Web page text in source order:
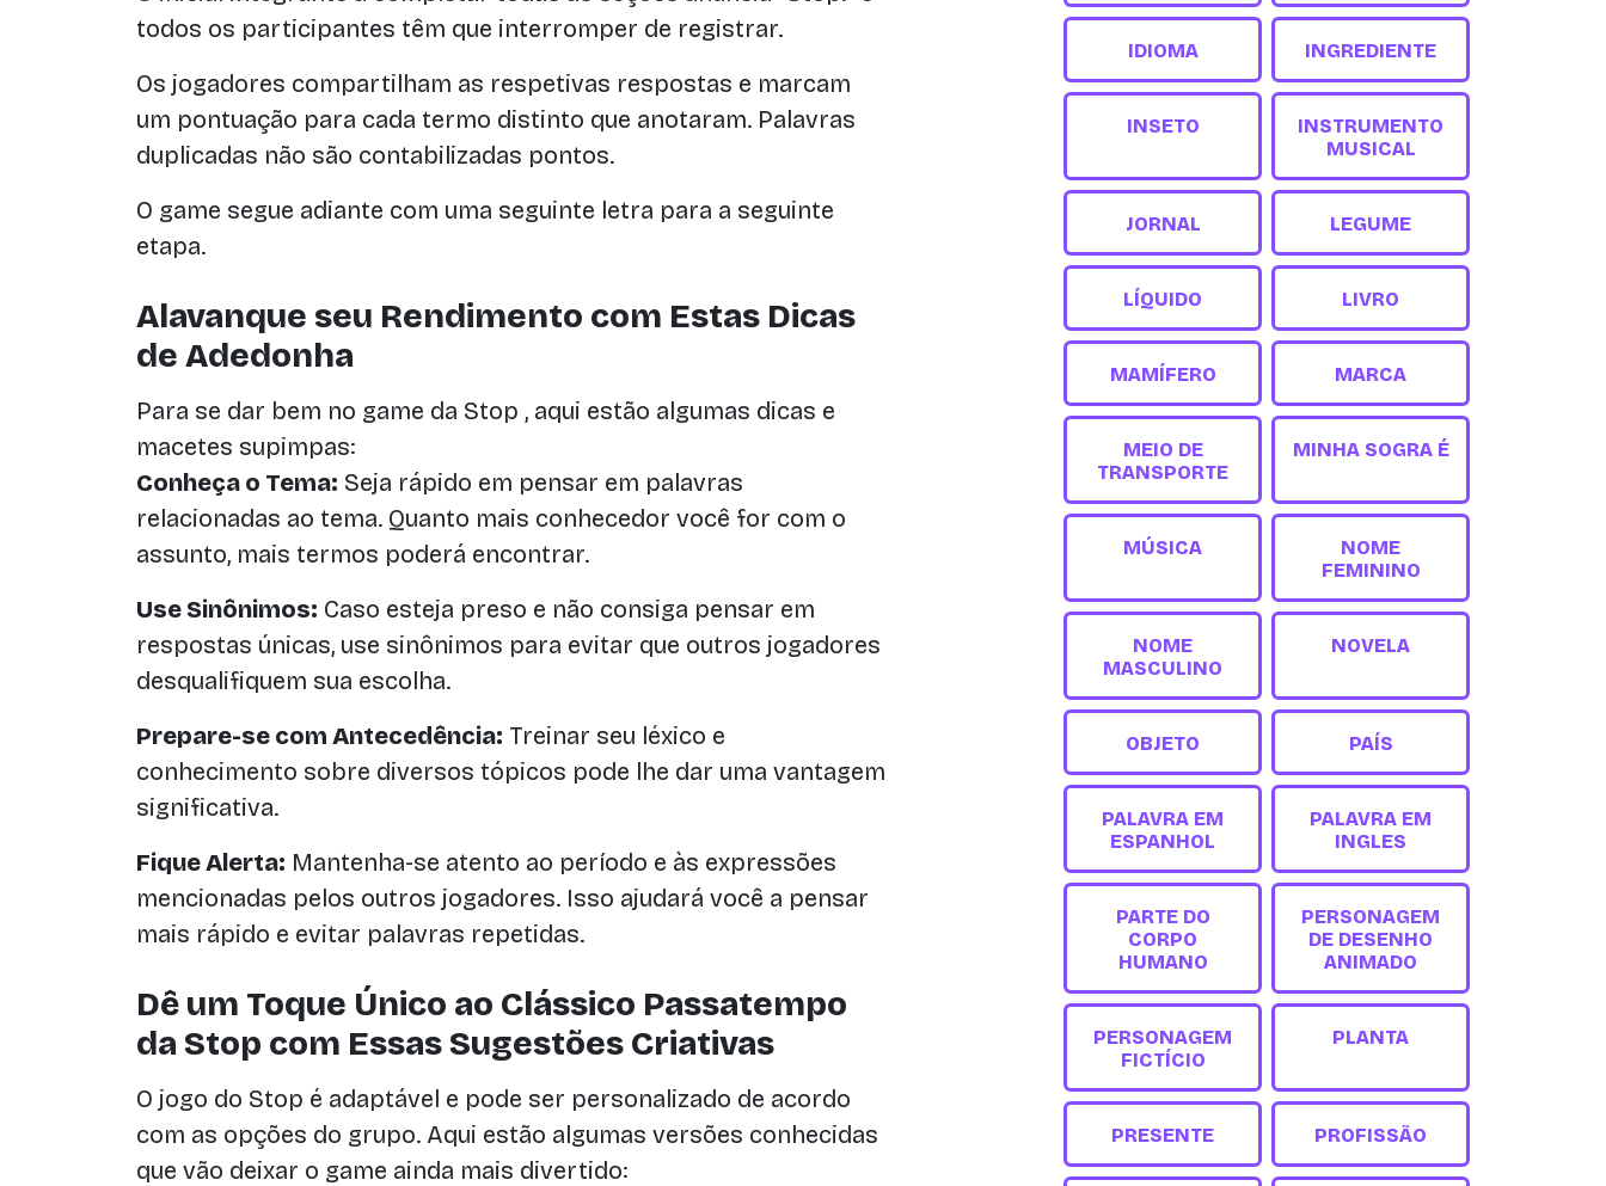
todos os participantes têm que interromper de registrar.
Os jogadores compartilham as respetivas respostas e marcam
um pontuação para cada termo distinto que anotaram. Palavras
duplicadas não são contabilizadas pontos.
O game segue adiante com uma seguinte letra para a seguinte
etapa.
Alavanque seu Rendimento com Estas Dicas
de Adedonha
Para se dar bem no game da Stop , aqui estão algumas dicas e
macetes supimpas:
Conheça o Tema: Seja rápido em pensar em palavras
relacionadas ao tema. Quanto mais conhecedor você for com o
assunto, mais termos poderá encontrar.
Use Sinônimos: Caso esteja preso e não consiga pensar em
respostas únicas, use sinônimos para evitar que outros jogadores
desqualifiquem sua escolha.
Prepare-se com Antecedência: Treinar seu léxico e
conhecimento sobre diversos tópicos pode lhe dar uma vantagem
significativa.
Fique Alerta: Mantenha-se atento ao período e às expressões
mencionadas pelos outros jogadores. Isso ajudará você a pensar
mais rápido e evitar palavras repetidas.
Dê um Toque Único ao Clássico Passatempo
da Stop com Essas Sugestões Criativas
O jogo do Stop é adaptável e pode ser personalizado de acordo
com as opções do grupo. Aqui estão algumas versões conhecidas
que vão deixar o game ainda mais divertido:
IDIOMA INGREDIENTE
INSETO
INSTRUMENTO
MUSICAL
JORNAL LEGUME
LÍQUIDO LIVRO
MAMÍFERO MARCA
MEIO DE
TRANSPORTE
MINHA SOGRA É
MÚSICA
NOME
FEMININO
NOME
MASCULINO
NOVELA
OBJETO PAÍS
PALAVRA EM
ESPANHOL
PALAVRA EM
INGLES
PARTE DO
CORPO
HUMANO
PERSONAGEM
DE DESENHO
ANIMADO
PERSONAGEM
FICTÍCIO
PLANTA
PRESENTE PROFISSÃO